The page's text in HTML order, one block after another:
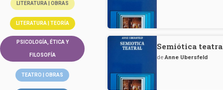
LITERATURA | OBRAS
LITERATURA | TEORÍA
PSICOLOGÍA, ÉTICA Y
FILOSOFÍA
TEATRO | OBRAS
Semiótica
deAnne Ubersfeld